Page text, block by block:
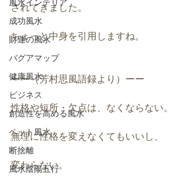
成功風水
財運の風水
バグアマップ
健康風水
ビジネス
創造性を高める風水
ペット風水
断捨離
風水陰陽五行
されてきました。
ちょっと中身を引用しますね。
ーー（芳村思風語録より）ーー
性格や短所・欠点は、なくならない。
無理に性格を変えなくてもいいし、
変わらない。